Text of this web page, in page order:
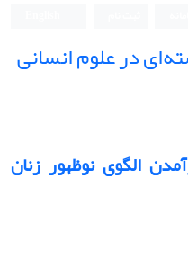
در علوم انسانی
الگوی نوظهور زنان